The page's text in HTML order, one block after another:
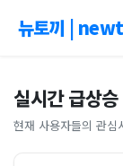
뉴토끼 |
실시간 급상
현재 사용자들의 관심